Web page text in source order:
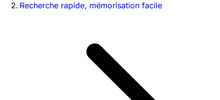
Recherche rapide, mémorisation facile